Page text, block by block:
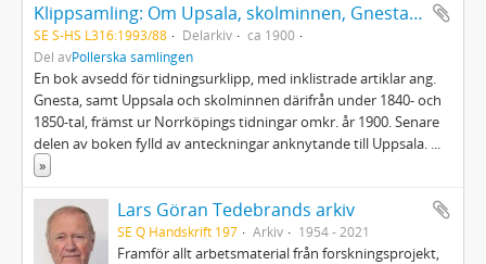
Klippsamling: Om Upsala, skolminnen, Gnesta m.m. : Klipp och anteckningar
SE S-HS L316:1993/88 Delarkiv
ca 1900
Del avPollerska samlingen
En bok avsedd för tidningsurklipp, med inklistrade artiklar ang.
Gnesta, samt Uppsala och skolminnen därifrån under 1840- och
1850-tal, främst ur Norrköpings tidningar omkr. år 1900. Senare
delen av boken fylld av anteckningar anknytande till Uppsala. ...
»
Lars Göran Tedebrands arkiv
SE Q Handskrift 197 Arkiv 1954 - 2021
Framför allt arbetsmaterial från forskningsprojekt,